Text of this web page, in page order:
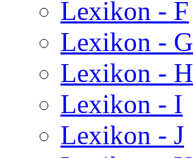
Lexikon - F
Lexikon - G
Lexikon - H
Lexikon - I
Lexikon - J